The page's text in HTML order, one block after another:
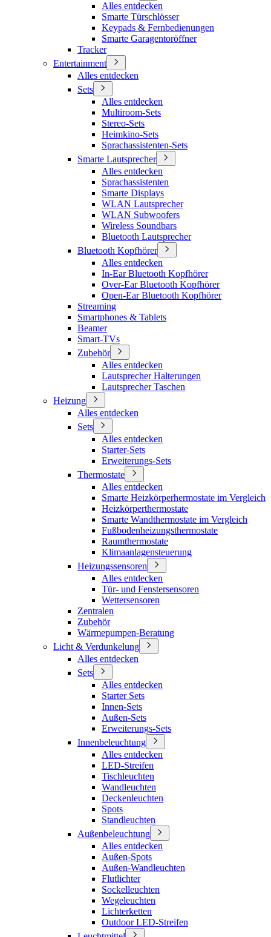
Alles entdecken
Smarte Türschlösser
Keypads & Fernbedienungen
Smarte Garagentoröffner
Tracker
Entertainment
Alles entdecken
Sets
Alles entdecken
Multiroom-Sets
Stereo-Sets
Heimkino-Sets
Sprachassistenten-Sets
Smarte Lautsprecher
Alles entdecken
Sprachassistenten
Smarte Displays
WLAN Lautsprecher
WLAN Subwoofers
Wireless Soundbars
Bluetooth Lautsprecher
Bluetooth Kopfhörer
Alles entdecken
In-Ear Bluetooth Kopfhörer
Over-Ear Bluetooth Kopfhörer
Open-Ear Bluetooth Kopfhörer
Streaming
Smartphones & Tablets
Beamer
Smart-TVs
Zubehör
Alles entdecken
Lautsprecher Halterungen
Lautsprecher Taschen
Heizung
Alles entdecken
Sets
Alles entdecken
Starter-Sets
Erweiterungs-Sets
Thermostate
Alles entdecken
Smarte Heizkörperhermostate im Vergleich
Heizkörperthermostate
Smarte Wandthermostate im Vergleich
Fußbodenheizungsthermostate
Raumthermostate
Klimaanlagensteuerung
Heizungssensoren
Alles entdecken
Tür- und Fenstersensoren
Wettersensoren
Zentralen
Zubehör
Wärmepumpen-Beratung
Licht & Verdunkelung
Alles entdecken
Sets
Alles entdecken
Starter Sets
Innen-Sets
Außen-Sets
Erweiterungs-Sets
Innenbeleuchtung
Alles entdecken
LED-Streifen
Tischleuchten
Wandleuchten
Deckenleuchten
Spots
Standleuchten
Außenbeleuchtung
Alles entdecken
Außen-Spots
Außen-Wandleuchten
Flutlichter
Sockelleuchten
Wegeleuchten
Lichterketten
Outdoor LED-Streifen